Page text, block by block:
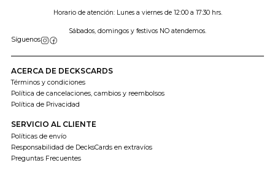
Horario de atención: Lunes a viernes de 12:00 a 17:30 hrs.
Sábados, domingos y festivos NO atendemos.
Síguenos
ACERCA DE DECKSCARDS
Términos y condiciones
Política de cancelaciones, cambios y reembolsos
Política de Privacidad
SERVICIO AL CLIENTE
Políticas de envío
Responsabilidad de DecksCards en extravíos
Preguntas Frecuentes